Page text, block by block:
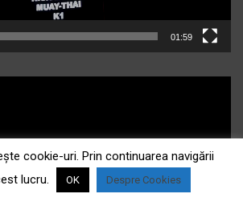
01:59
cookie-uri. Prin continuarea navigării
lucru.
OK Despre Cookies